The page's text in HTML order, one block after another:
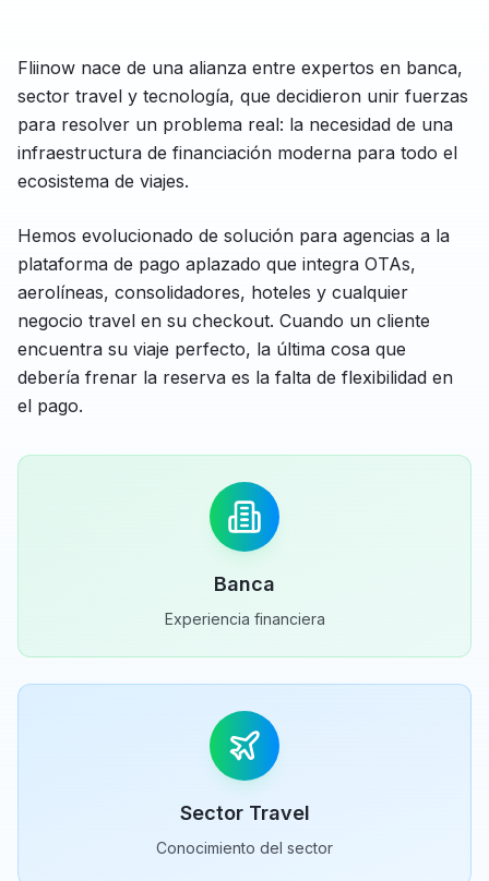
Fliinow nace de una alianza entre expertos en banca,
sector travel y tecnología, que decidieron unir fuerzas
para resolver un problema real: la necesidad de una
infraestructura de financiación moderna para todo el
ecosistema de viajes.
Hemos evolucionado de solución para agencias a la
plataforma de pago aplazado que integra OTAs,
aerolíneas, consolidadores, hoteles y cualquier
negocio travel en su checkout. Cuando un cliente
encuentra su viaje perfecto, la última cosa que
debería frenar la reserva es la falta de flexibilidad en
el pago.
Banca
Experiencia financiera
Sector Travel
Conocimiento del sector